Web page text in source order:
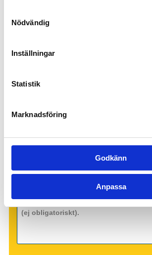
Nödvändig
Inställningar
Statistik
Marknadsföring
Godkänn
Anpassa